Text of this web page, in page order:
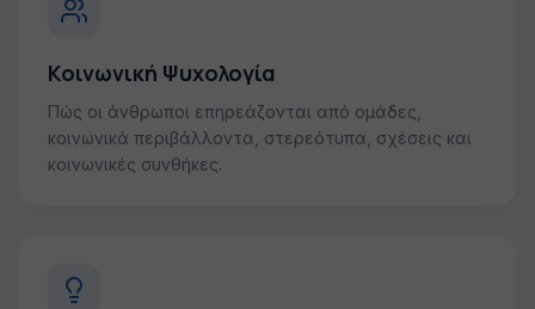
Κοινωνική Ψυχολογία
Πώς οι άνθρωποι επηρεάζονται από ομάδες,
κοινωνικά περιβάλλοντα, στερεότυπα, σχέσεις και
κοινωνικές συνθήκες.